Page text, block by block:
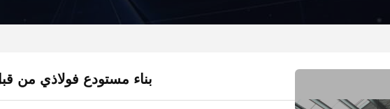
بناء مستودع فولاذي من